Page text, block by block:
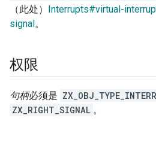
（此处） Interrupts#virtual-
signal。
权限
句柄必须是
ZX_RIGHT_SIGNAL 。